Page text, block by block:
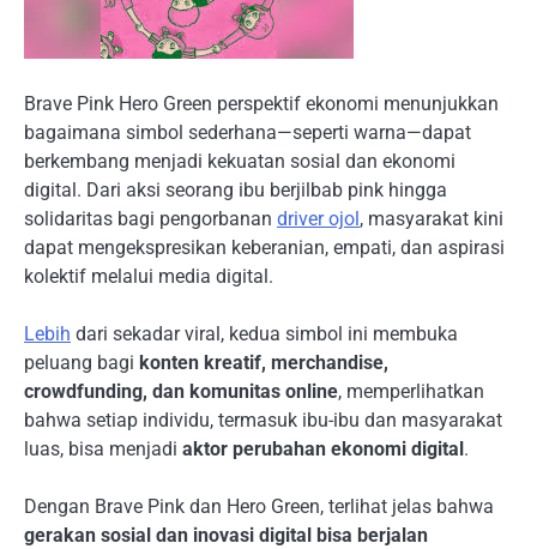
Brave Pink Hero Green perspektif ekonomi menunjukkan
bagaimana simbol sederhana—seperti warna—dapat
berkembang menjadi kekuatan sosial dan ekonomi
digital. Dari aksi seorang ibu berjilbab pink hingga
solidaritas bagi pengorbanan driver ojol , masyarakat kini
dapat mengekspresikan keberanian, empati, dan aspirasi
kolektif melalui media digital.
Lebih dari sekadar viral, kedua simbol ini membuka
peluang bagi konten kreatif, merchandise,
crowdfunding, dan komunitas online, memperlihatkan
bahwa setiap individu, termasuk ibu-ibu dan masyarakat
luas, bisa menjadi aktor perubahan ekonomi digital .
Dengan Brave Pink dan Hero Green, terlihat jelas bahwa
gerakan sosial dan inovasi digital bisa berjalan